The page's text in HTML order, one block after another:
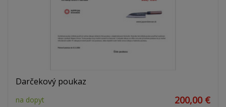
Darčekový poukaz
na dopyt 200,00 €